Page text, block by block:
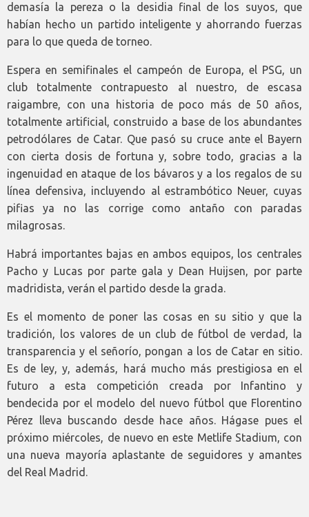
demasía la pereza o la desidia final de los suyos, que
habían hecho un partido inteligente y ahorrando fuerzas
para lo que queda de torneo.
Espera en semifinales el campeón de Europa, el PSG, un
club totalmente contrapuesto al nuestro, de escasa
raigambre, con una historia de poco más de 50 años,
totalmente artificial, construido a base de los abundantes
petrodólares de Catar. Que pasó su cruce ante el Bayern
con cierta dosis de fortuna y, sobre todo, gracias a la
ingenuidad en ataque de los bávaros y a los regalos de su
línea defensiva, incluyendo al estrambótico Neuer, cuyas
pifias ya no las corrige como antaño con paradas
milagrosas.
Habrá importantes bajas en ambos equipos, los centrales
Pacho y Lucas por parte gala y Dean Huijsen, por parte
madridista, verán el partido desde la grada.
Es el momento de poner las cosas en su sitio y que la
tradición, los valores de un club de fútbol de verdad, la
transparencia y el señorío, pongan a los de Catar en sitio.
Es de ley, y, además, hará mucho más prestigiosa en el
futuro a esta competición creada por Infantino y
bendecida por el modelo del nuevo fútbol que Florentino
Pérez lleva buscando desde hace años. Hágase pues el
próximo miércoles, de nuevo en este Metlife Stadium, con
una nueva mayoría aplastante de seguidores y amantes
del Real Madrid.